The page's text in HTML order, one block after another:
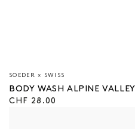
Vendeur/vendeuse
:
SOEDER × SWISS
BODY WASH ALPINE VALLEY
Prix
CHF 28.00